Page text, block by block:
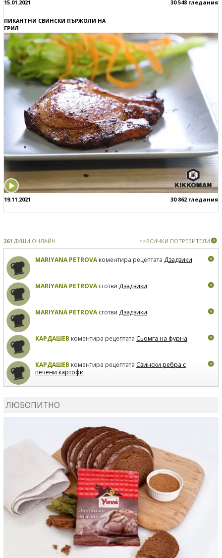
15.01.2021 30 548 гледания
ПИКАНТНИ СВИНСКИ ПЪРЖОЛИ НА
ГРИЛ
19.11.2021 30 862 гледания
261 ДУШИ ОНЛАЙН >>ВСИЧКИ ПОТРЕБИТЕЛИ
MARIYANA PETROVAкоментира рецептата Дзадзики
MARIYANA PETROVAсготви Дзадзики
MARIYANA PETROVAсготви Дзадзики
КАРДАШЕВ коментира рецептата Сьомга на фурна
КАРДАШЕВ коментира рецептата Свински ребра с
печени картофи
ЛЮБОПИТНО